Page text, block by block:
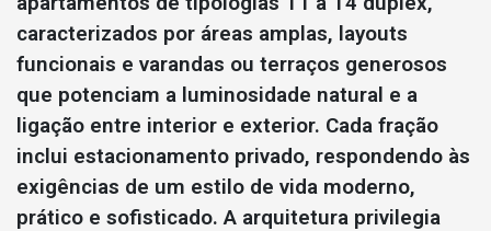
caracterizados por áreas amplas, layouts
funcionais e varandas ou terraços generosos
que potenciam a luminosidade natural e a
ligação entre interior e exterior. Cada fração
inclui estacionamento privado, respondendo às
exigências de um estilo de vida moderno,
prático e sofisticado. A arquitetura privilegia